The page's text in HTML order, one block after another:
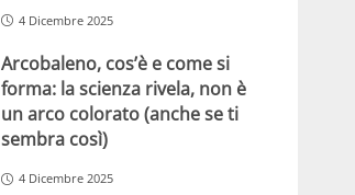
4 Dicembre 2025
Arcobaleno, cos’è e come si
forma: la scienza rivela, non è
un arco colorato (anche se ti
sembra così)
4 Dicembre 2025